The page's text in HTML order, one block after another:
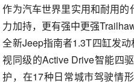
作为汽车世界里实用和耐用
力加持，更有强中更强
全新Jeep指南者1.3T四缸发
视同级的Active Drive智能四
护，在17种日常城市驾驶情